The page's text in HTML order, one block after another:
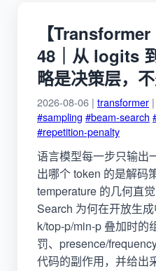
【Transformer
48｜从 logits
略是决策层，
2026-08-06 | transformer |
#sampling #beam-search
#repetition-penalty
语言模型每一步只输出
出哪个 token 的是解码
temperature 的几何直
Search 为何在开放生
k/top-p/min-p 叠加时的
罚、presence/
代码的副作用，并给出